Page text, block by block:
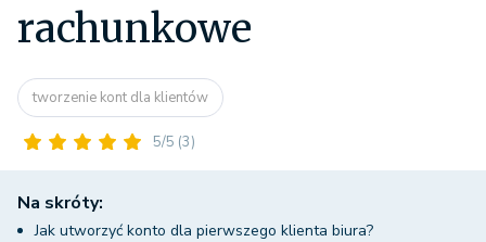
rachunkowe
tworzenie kont dla klientów
5/5 (3)
Na skróty:
Jak utworzyć konto dla pierwszego klienta biura?